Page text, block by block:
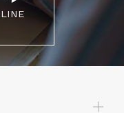
LINE